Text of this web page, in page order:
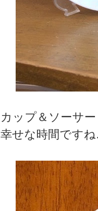
カップ＆ソーサ
幸せな時間ですね